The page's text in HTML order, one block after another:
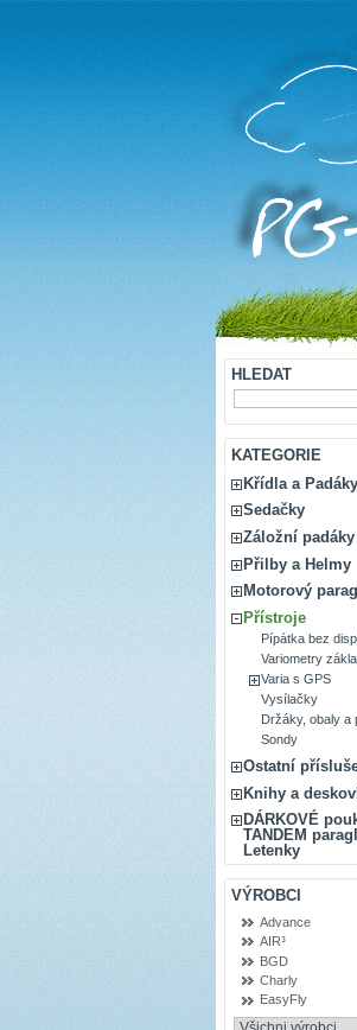
HLEDAT
KATEGORIE
Křídla a Padáky
Sedačky
Záložní padáky
Přilby a Helmy
Motorový
Přístroje
Pípátka bez
Variometry
Varia s GPS
Vysílačky
Držáky, obaly a
Sondy
Ostatní
Knihy a
DÁRKOVÉ
TANDEM
Letenky
VÝROBCI
Advance
AIR³
BGD
Charly
EasyFly